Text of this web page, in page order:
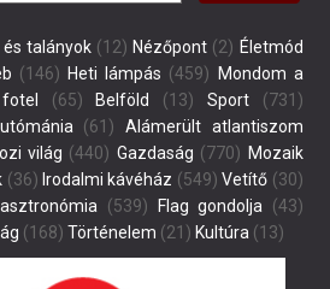
talányok (12) Nézőpont (2) Életmód
(146) Heti lámpás (459)
Mondom a
(65) Belföld (13) Sport(731)
(61)
Alámerült atlantiszom
világ (440) Gazdaság (770) Mozaik
(36) Irodalmi kávéház (549) Vetítő (30)
(539) Flag gondolja (43)
(168) Történelem (21) Kultúra (13)